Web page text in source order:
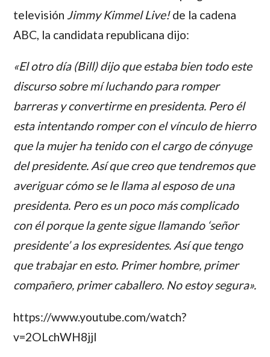
televisión Jimmy Kimmel Live!de la cadena
ABC, la candidata republicana dijo:
«El otro día (Bill) dijo que estaba bien todo este
discurso sobre mí luchando para romper
barreras y convertirme en presidenta. Pero él
esta intentando romper con el vínculo de hierro
que la mujer ha tenido con el cargo de cónyuge
del presidente. Así que creo que tendremos que
averiguar cómo se le llama al esposo de una
presidenta. Pero es un poco más complicado
con él porque la gente sigue llamando ‘señor
presidente’ a los expresidentes. Así que tengo
que trabajar en esto. Primer hombre, primer
compañero, primer caballero. No estoy segura».
https://www.youtube.com/watch?
v=2OLchWH8jjI